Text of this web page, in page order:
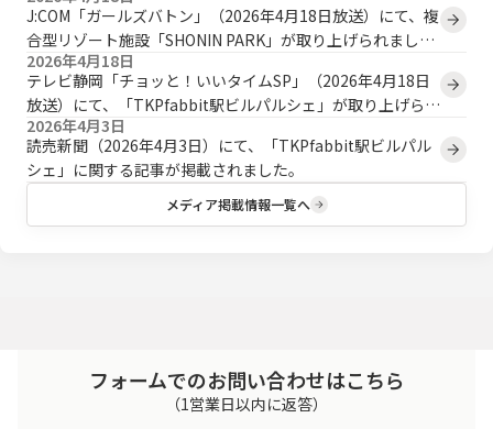
J:COM「ガールズバトン」（2026年4月18日放送）にて、複
合型リゾート施設「SHONIN PARK」が取り上げられまし
た。
2026年4月18日
テレビ静岡「チョッと！いいタイムSP」（2026年4月18日
放送）にて、「TKPfabbit駅ビルパルシェ」が取り上げられ
ました。
2026年4月3日
読売新聞（2026年4月3日）にて、「TKPfabbit駅ビルパル
シェ」に関する記事が掲載されました。
メディア掲載情報一覧へ
フォームでのお問い合わせはこちら
（1営業日以内に返答）